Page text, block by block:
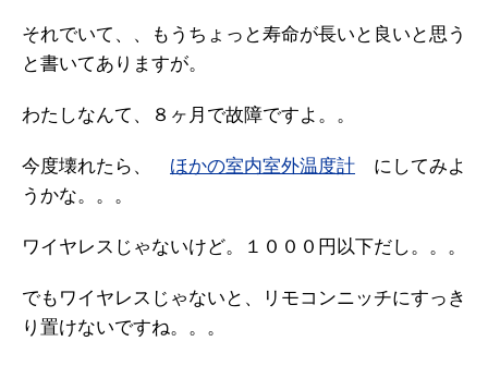
それでいて、、もうちょっと寿命が長いと良いと思う
と書いてありますが。
わたしなんて、８ヶ月で故障ですよ。。
今度壊れたら、 ほかの室内室外温度計 にしてみよ
うかな。。。
ワイヤレスじゃないけど。１０００円以下だし。。。
でもワイヤレスじゃないと、リモコンニッチにすっき
り置けないですね。。。